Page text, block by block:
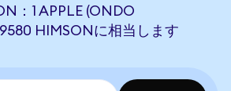
：1 APPLE (ONDO
HIMSONに相当します